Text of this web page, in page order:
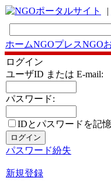
|
ホームNGOプレスNGO
ログイン
ユーザID または E-mail:
パスワード:
IDとパスワードを記憶
パスワード紛失
新規登録